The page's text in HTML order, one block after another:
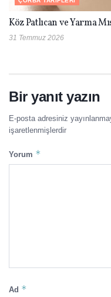
Köz Patlıcan ve Yarma
31 Temmuz 2026
Bir yanıt yazın
E-posta adresiniz
işaretlenmişlerdir
Yorum *
Ad *